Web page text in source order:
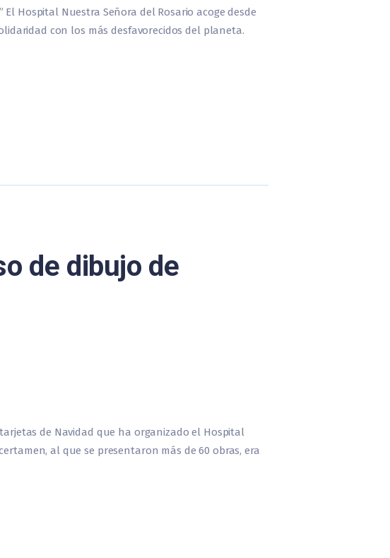
Hospital Nuestra Señora del Rosario acoge desde
con los más desfavorecidos del planeta.
de dibujo de
de Navidad que ha organizado el Hospital
al que se presentaron más de 60 obras, era